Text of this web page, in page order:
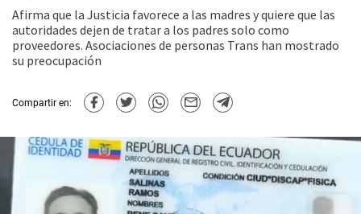
Afirma que la Justicia favorece a las madres y quiere que las
autoridades dejen de tratar a los padres solo como
proveedores. Asociaciones de personas Trans han mostrado
su preocupación
Compartir en: